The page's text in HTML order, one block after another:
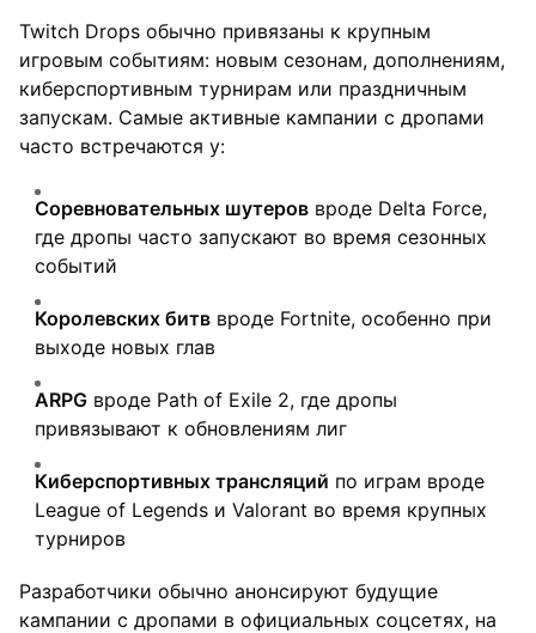
Twitch Drops обычно привязаны к крупным
игровым событиям: новым сезонам, дополнениям,
киберспортивным турнирам или праздничным
запускам. Самые активные кампании с дропами
часто встречаются у:
Соревновательных шутеров вроде Delta Force,
где дропы часто запускают во время сезонных
событий
Королевских битв вроде Fortnite, особенно при
выходе новых глав
ARPG вроде Path of Exile 2, где дропы
привязывают к обновлениям лиг
Киберспортивных трансляций по играм вроде
League of Legends и Valorant во время крупных
турниров
Разработчики обычно анонсируют будущие
кампании с дропами в официальных соцсетях, на